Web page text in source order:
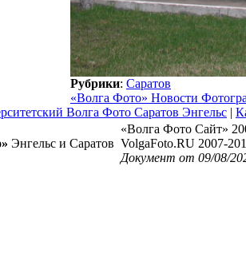
Рубрики: Саратов
«Волга Фото» Новости
Волга Фото Саратов Энгельс |
Энгельс и Саратов
«Волга Фото Сайт»
VolgaFoto.RU 2007-
Документ от 09/08/